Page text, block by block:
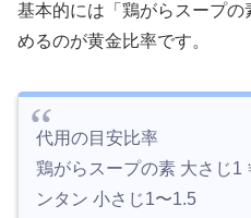
基本的には「鶏がらスープ
めるのが黄金比率です。
代用の目安比率
鶏がらスープの素 大さじ1
ンタン 小さじ1〜1.5